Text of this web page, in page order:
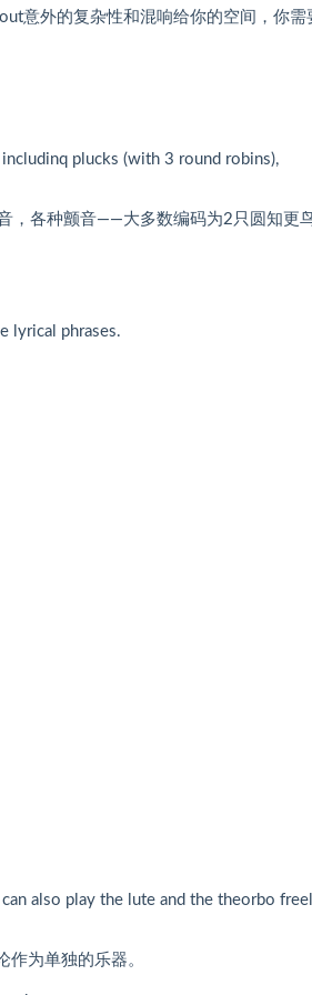
意外的复杂性和混响给你的空间，你需
plucks (with 3 round robins),
，各种颤音——大多数编码为2只圆知更鸟
lyrical phrases.
also play the lute and the theorbo
为单独的乐器。